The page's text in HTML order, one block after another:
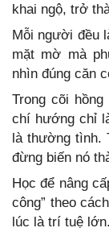
khai ngộ, trở
Mỗi người đều
mặt mờ mà
nhìn đúng căn
Trong cõi
chí hướng chỉ
là thường tình.
đừng biến nó
Học để nâng
công” theo
lúc là trí tuệ